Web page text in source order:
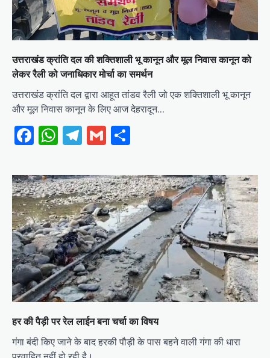
उत्तराखंड क्रांति दल की शक्तिशाली भू कानून और मूल निवास कानून को
लेकर रैली को जनाधिकार मोर्चा का समर्थन
उत्तराखंड क्रांति दल द्वारा आहूत तांडव रैली जो एक शक्तिशाली भू कानून
और मूल निवास कानून के लिए आज देहरादून…
Facebook
WhatsApp
Telegram
Gmail
हर की पैड़ी पर रेल लाईन बना चर्चा का विषय
गंगा बंदी किए जाने के बाद हरकी पौड़ी के पास बहने वाली गंगा की धारा